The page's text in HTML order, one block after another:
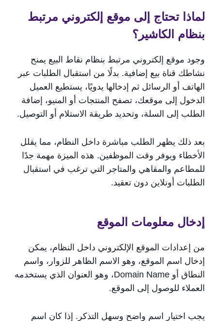
لماذا تحتاج إلى موقع إلكتروني مرتبط
بنظام الكاشير؟
وجود موقع إلكتروني مرتبط بنظام نقاط البيع يمنح
نشاطك قناة بيع إضافية. بدلًا من استقبال الطلبات عبر
الهاتف أو الرسائل ثم إدخالها يدويًا، يستطيع العميل
الدخول إلى موقعك، تصفح المنتجات أو المنيو، إضافة
الطلب إلى السلة، وتحديد طريقة الاستلام أو التوصيل.
بعد ذلك يظهر الطلب مباشرة داخل النظام، مما يقلل
الأخطاء ويوفر وقت الموظفين. هذه الميزة مهمة جدًا
للمطاعم والمقاهي والمتاجر التي ترغب في استقبال
الطلبات أونلاين دون تعقيد.
إدخال معلومات الموقع
من إعدادات الموقع الإلكتروني داخل النظام، يمكن
إدخال اسم الموقع، وهو الاسم الظاهر للزوار، واسم
النطاق أو Domain Name، وهو العنوان الذي يستخدمه
العملاء للوصول إلى الموقع.
يجب اختيار اسم واضح وسهل التذكر. إذا كان اسم